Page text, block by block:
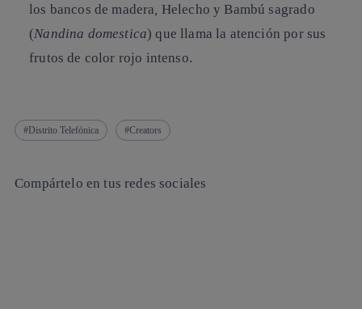
los bancos de madera Helecho yBambú sagrado
(Nandina domestica) que llama la atención por sus
frutos de color rojo intenso.
Distrito Telefónica Creators
Compártelo en tus redes sociales